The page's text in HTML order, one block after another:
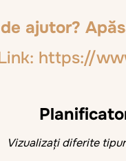
ajutor?
https://
Vizualizați diferite